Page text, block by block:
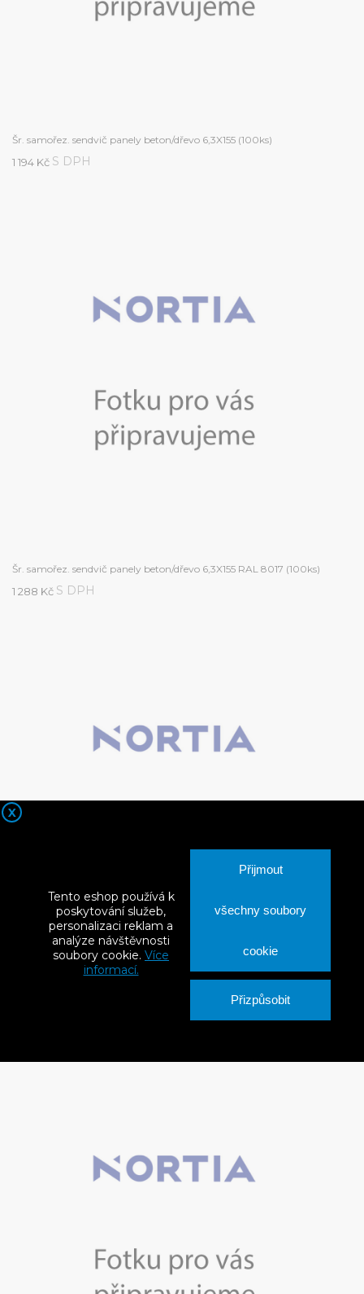
X
Tento eshop používá k
poskytování služeb,
personalizaci reklam a
analýze návštěvnosti
soubory cookie. Více
informací.
Přijmout
všechny soubory
cookie
Přizpůsobit
Šr. samořez. sendvič panely beton/dřevo 6,3X155 (100ks)
1 194 Kč S DPH
Šr. samořez. sendvič panely beton/dřevo 6,3X155 RAL 8017 (100ks)
1 288 Kč S DPH
Šr. samořez. sendvič panely beton/dřevo 6,3X135 (100ks)